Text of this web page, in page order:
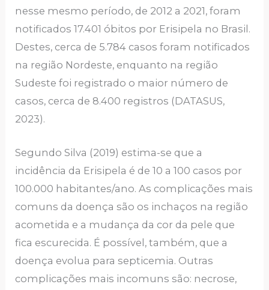
nesse mesmo período, de 2012 a 2021, foram
notificados 17.401 óbitos por Erisipela no Brasil.
Destes, cerca de 5.784 casos foram notificados
na região Nordeste, enquanto na região
Sudeste foi registrado o maior número de
casos, cerca de 8.400 registros (DATASUS,
2023).
Segundo Silva (2019) estima-se que a
incidência da Erisipela é de 10 a 100 casos por
100.000 habitantes/ano. As complicações mais
comuns da doença são os inchaços na região
acometida e a mudança da cor da pele que
fica escurecida. É possível, também, que a
doença evolua para septicemia. Outras
complicações mais incomuns são: necrose,